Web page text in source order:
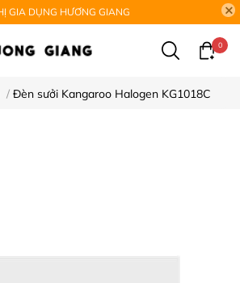
GIA DỤNG HƯƠNG GIANG
0
/ Đèn sưởi Kangaroo Halogen KG1018C